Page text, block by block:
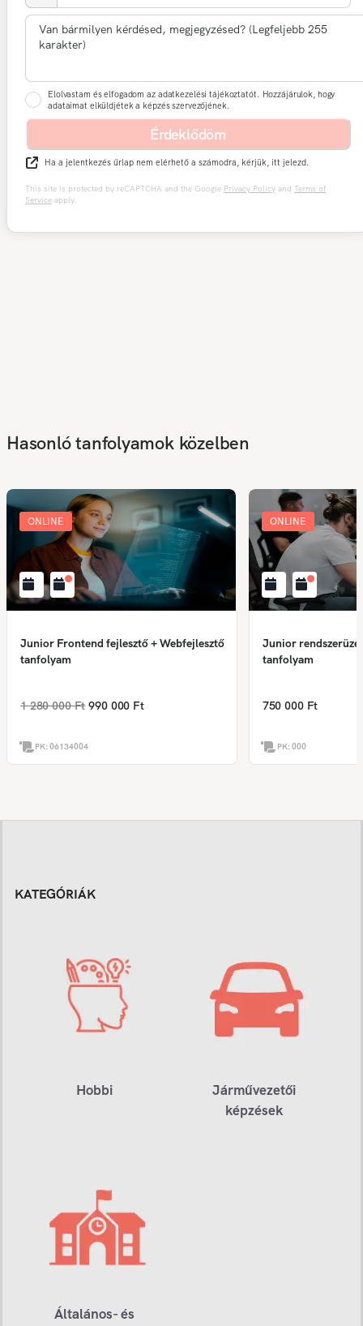
Elolvastam és elfogadom az adatkezelési tájékoztatót. Hozzájárulok, hogy
adataimat elküldjétek a képzés szervezőjének.
Érdeklődöm
Ha a jelentkezés űrlap nem elérhető a számodra, kérjük, itt jelezd.
This site is protected by reCAPTCHA and the Google Privacy Policy and Terms of
Service apply.
Hasonló tanfolyamok közelben
ONLINE
Junior Frontend fejlesztő + Webfejlesztő
tanfolyam
1 280 000 Ft 990 000 Ft
PK:06134004
ONLINE
Junior
tanfolyam
750 000 Ft
PK:000
KATEGÓRIÁK
Hobbi
Járművezetői
képzések
Általános- és